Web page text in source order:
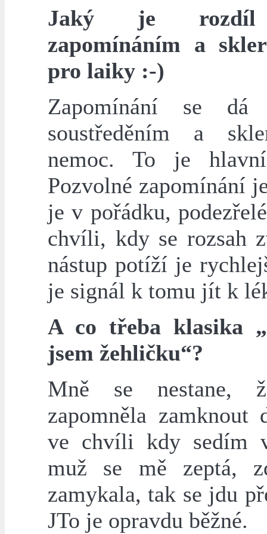
Jaký je rozdíl
zapomínáním a
pro laiky :-)
Zapomínání se dá
soustředěním a
nemoc. To je
Pozvolné zapomínání
je v pořádku,
chvíli, kdy se rozsah
nástup potíží je
je signál k tomu jít k
A co třeba klasika
jsem žehličku“?
Mně se nestane,
zapomněla zamknout
ve chvíli kdy sedím
muž se mě zeptá,
zamykala, tak se jdu
JTo je opravdu běžné.